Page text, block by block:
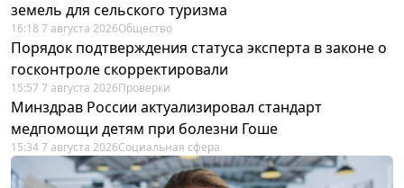
земель для сельского туризма
16:18 7 августа 2026Общество
Порядок подтверждения статуса эксперта в законе о
госконтроле скорректировали
15:57 7 августа 2026Проверки
Минздрав России актуализировал стандарт
медпомощи детям при болезни Гоше
15:34 7 августа 2026Социальная сфера